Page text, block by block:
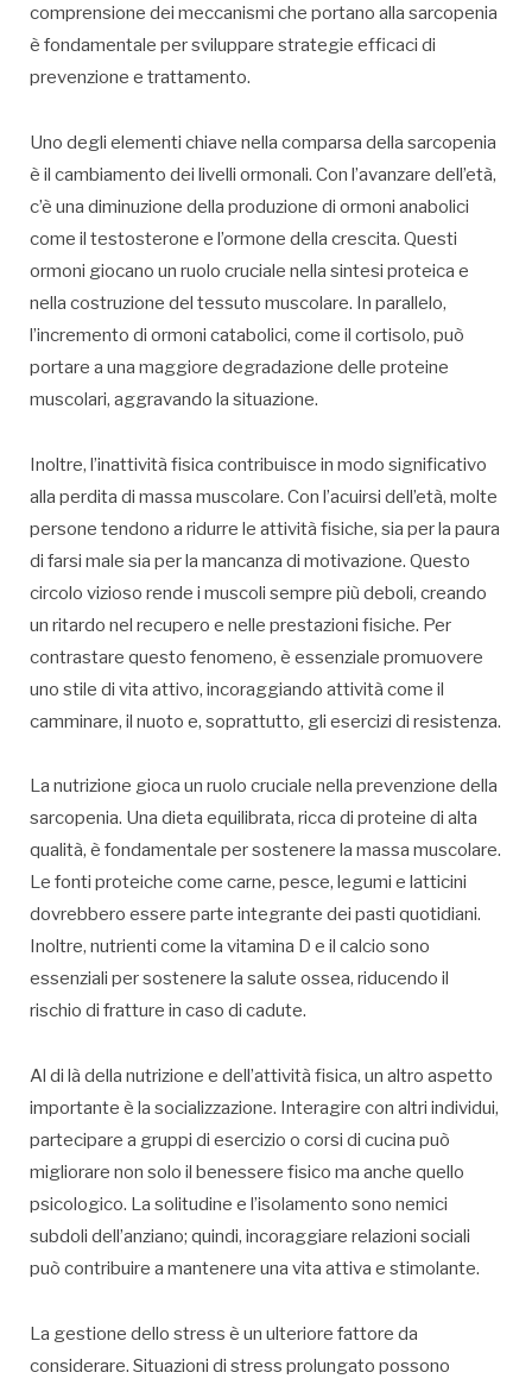
comprensione dei meccanismi che portano alla sarcopenia
è fondamentale per sviluppare strategie efficaci di
prevenzione e trattamento.
Uno degli elementi chiave nella comparsa della sarcopenia
è il cambiamento dei livelli ormonali. Con l’avanzare dell’età,
c’è una diminuzione della produzione di ormoni anabolici
come il testosterone e l’ormone della crescita. Questi
ormoni giocano un ruolo cruciale nella sintesi proteica e
nella costruzione del tessuto muscolare. In parallelo,
l’incremento di ormoni catabolici, come il cortisolo, può
portare a una maggiore degradazione delle proteine
muscolari, aggravando la situazione.
Inoltre, l’inattività fisica contribuisce in modo significativo
alla perdita di massa muscolare. Con l’acuirsi dell’età, molte
persone tendono a ridurre le attività fisiche, sia per la paura
di farsi male sia per la mancanza di motivazione. Questo
circolo vizioso rende i muscoli sempre più deboli, creando
un ritardo nel recupero e nelle prestazioni fisiche. Per
contrastare questo fenomeno, è essenziale promuovere
uno stile di vita attivo, incoraggiando attività come il
camminare, il nuoto e, soprattutto, gli esercizi di resistenza.
La nutrizione gioca un ruolo cruciale nella prevenzione della
sarcopenia. Una dieta equilibrata, ricca di proteine di alta
qualità, è fondamentale per sostenere la massa muscolare.
Le fonti proteiche come carne, pesce, legumi e latticini
dovrebbero essere parte integrante dei pasti quotidiani.
Inoltre, nutrienti come la vitamina D e il calcio sono
essenziali per sostenere la salute ossea, riducendo il
rischio di fratture in caso di cadute.
Al di là della nutrizione e dell’attività fisica, un altro aspetto
importante è la socializzazione. Interagire con altri individui,
partecipare a gruppi di esercizio o corsi di cucina può
migliorare non solo il benessere fisico ma anche quello
psicologico. La solitudine e l’isolamento sono nemici
subdoli dell’anziano; quindi, incoraggiare relazioni sociali
può contribuire a mantenere una vita attiva e stimolante.
La gestione dello stress è un ulteriore fattore da
considerare. Situazioni di stress prolungato possono